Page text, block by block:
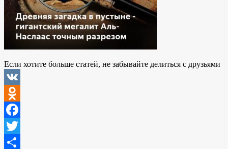
Если хотите больше статей, не забывайте делиться с друзьями
VK
Odnoklassniki
Facebook
Twitter